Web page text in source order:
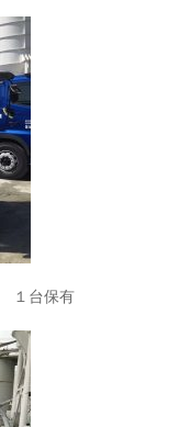
台保有